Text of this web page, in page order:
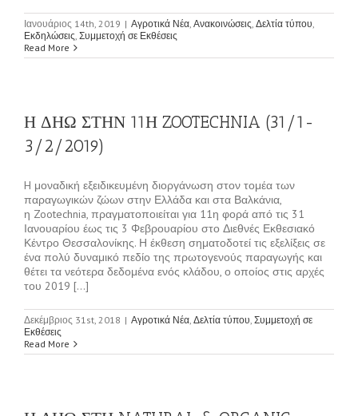
Ιανουάριος 14th, 2019 | Αγροτικά Νέα Ανακοινώσεις Δελτία τύπου
Εκδηλώσεις Συμμετοχή σε Εκθέσεις
Read More
Η ΔΗΩ ΣΤΗΝ 11Η ZOOTECHNIA (31/1-
3/2/2019)
H μοναδική εξειδικευμένη διοργάνωση στον τομέα των
παραγωγικών ζώων στην Ελλάδα και στα Βαλκάνια,
η Zootechnia, πραγματοποιείται για 11η φορά από τις 31
Ιανουαρίου έως τις 3 Φεβρουαρίου στο Διεθνές Εκθεσιακό
Κέντρο Θεσσαλονίκης. Η έκθεση σηματοδοτεί τις εξελίξεις σε
ένα πολύ δυναμικό πεδίο της πρωτογενούς παραγωγής και
θέτει τα νεότερα δεδομένα ενός κλάδου, ο οποίος στις αρχές
του 2019 [...]
Δεκέμβριος 31st, 2018 | Αγροτικά Νέα Δελτία τύπου Συμμετοχή σε
Εκθέσεις
Read More